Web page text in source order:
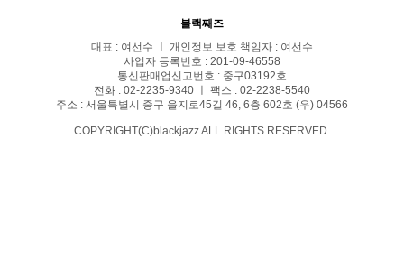
블랙째즈
대표 : 여선수 ㅣ 개인정보 보호 책임자 : 여선수
사업자 등록번호 : 201-09-46558
통신판매업신고번호 : 중구03192호
전화 : 02-2235-9340 ㅣ 팩스 : 02-2238-5540
주소 : 서울특별시 중구 을지로45길 46, 6층 602호 (우) 04566
COPYRIGHT(C)blackjazz ALL RIGHTS RESERVED.